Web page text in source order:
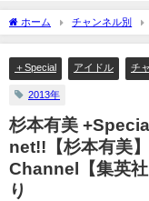
神カバー！！
ホーム チャンネル別
- 祝! ハタチになってから初の
＋Special
アイドル チ
2013年
杉本有美
net!!【杉本有美
Channel【集英
り